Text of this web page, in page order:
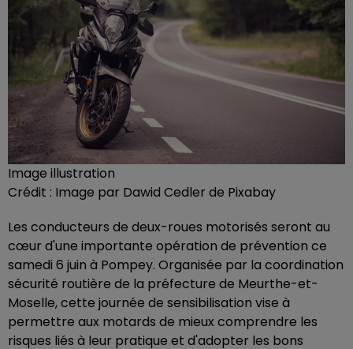
Image illustration
Crédit : Image par Dawid Cedler de Pixabay
Les conducteurs de deux-roues motorisés seront au
cœur d'une importante opération de prévention ce
samedi 6 juin à Pompey. Organisée par la coordination
sécurité routière de la préfecture de Meurthe-et-
Moselle, cette journée de sensibilisation vise à
permettre aux motards de mieux comprendre les
risques liés à leur pratique et d'adopter les bons